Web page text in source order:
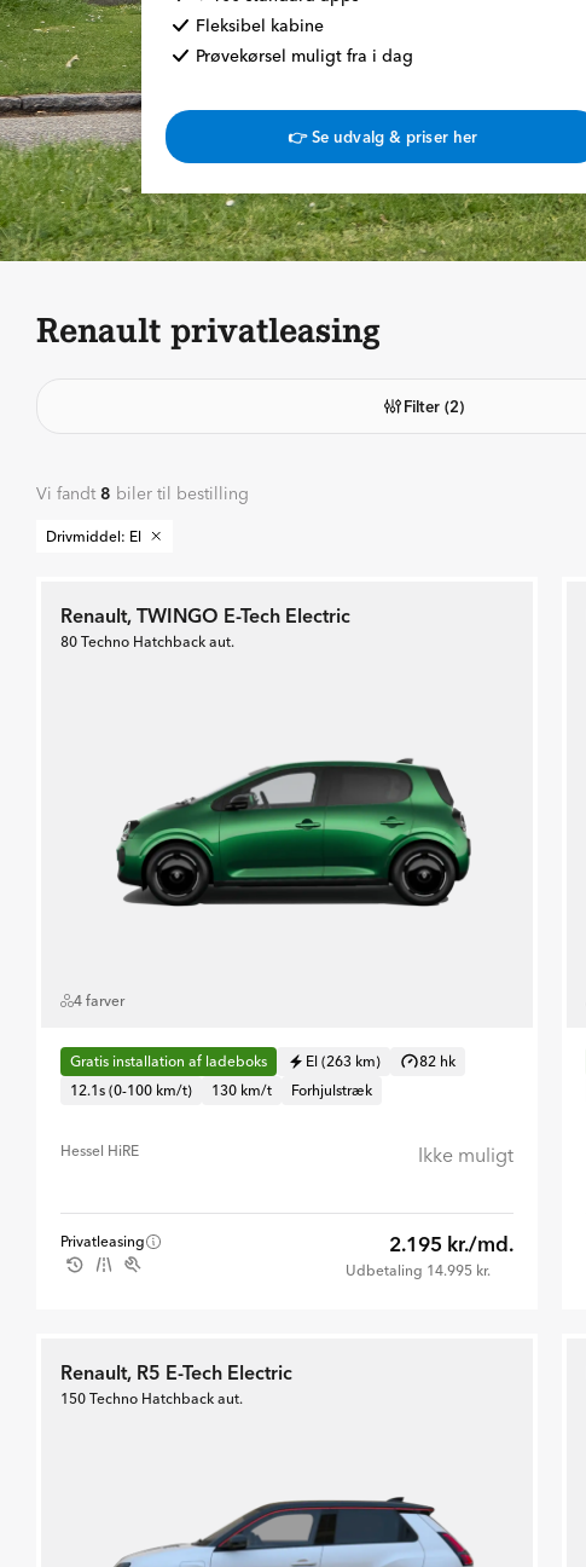
Fleksibel kabine
Prøvekørsel muligt fra i dag
👉 Se udvalg & priser her
Renault privatleasing
Filter (2)
Vi fandt 8 biler til bestilling
Drivmiddel: El
Renault, TWINGO E-Tech Electric
80 Techno Hatchback aut.
4 farver
Gratis installation af ladeboks El (263 km)
82 hk
12.1s (0-100 km/t)
130 km/t Forhjulstræk
Hessel HiRE Ikke muligt
Privatleasing 2.195 kr./md.
Udbetaling 14.995 kr.
Renault, R5 E-Tech Electric
150 Techno Hatchback aut.